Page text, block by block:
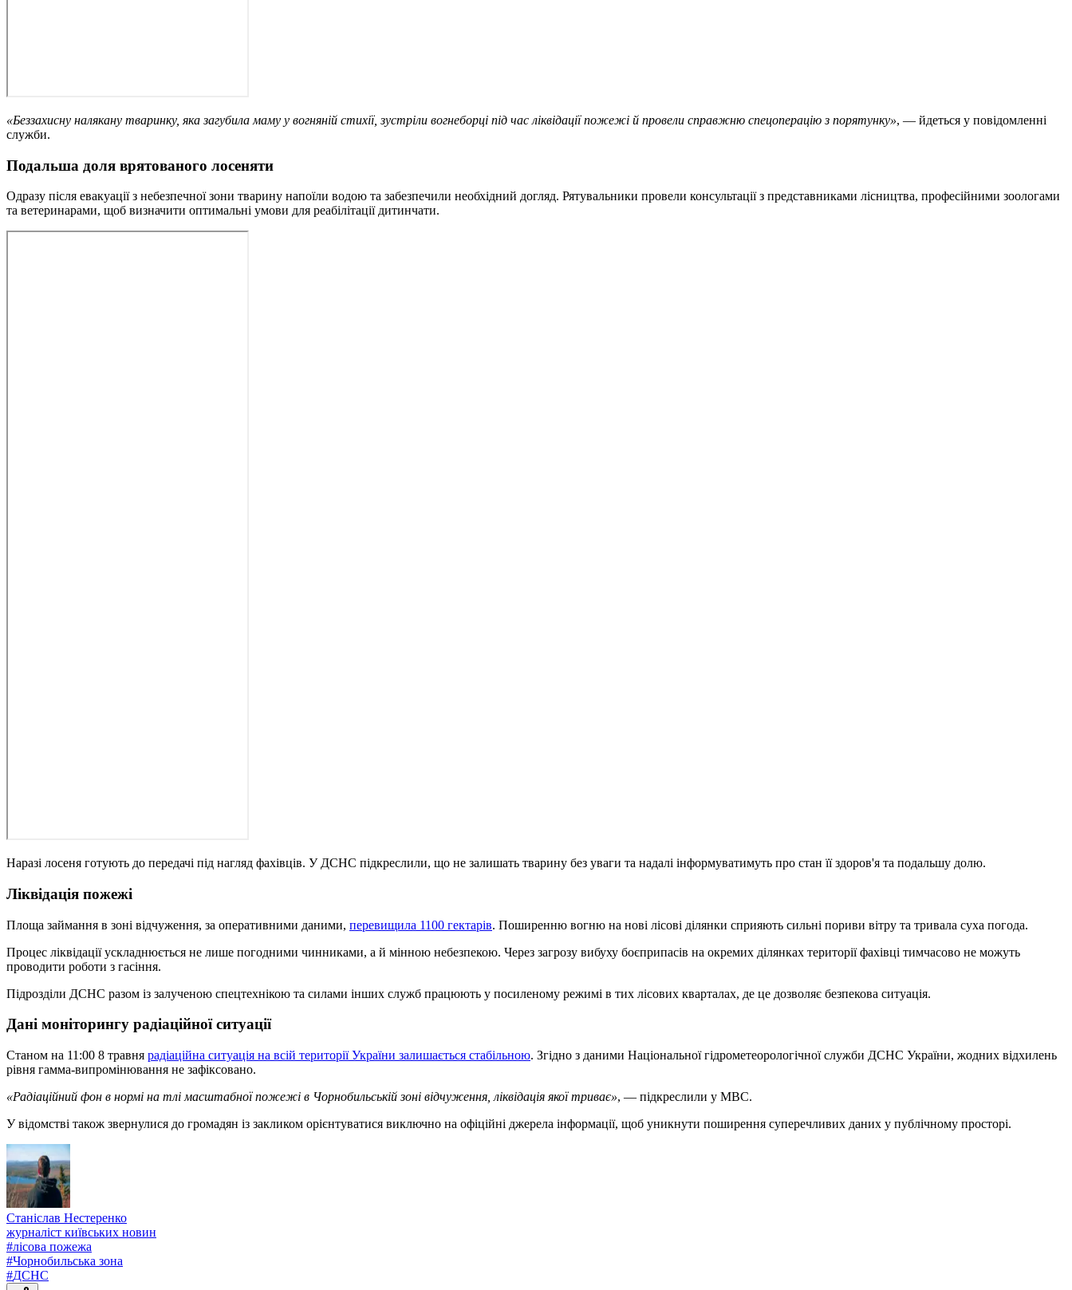
«Беззахисну налякану тваринку, яка загубила маму у вогняній стихії, зустріли вогнеборці під час ліквідації пожежі й провели справжню спецоперацію з порятунку», — йдеться у повідомленні
служби.
Подальша доля врятованого лосеняти
Одразу після евакуації з небезпечної зони тварину напоїли водою та забезпечили необхідний догляд. Рятувальники провели консультації з представниками лісництва, професійними зоологами
та ветеринарами, щоб визначити оптимальні умови для реабілітації дитинчати.
Наразі лосеня готують до передачі під нагляд фахівців. У ДСНС підкреслили, що не залишать тварину без уваги та надалі інформуватимуть про стан її здоров'я та подальшу долю.
Ліквідація пожежі
Площа займання в зоні відчуження, за оперативними даними, перевищила 1100 гектарів. Поширенню вогню на нові лісові ділянки сприяють сильні пориви вітру та тривала суха погода.
Процес ліквідації ускладнюється не лише погодними чинниками, а й мінною небезпекою. Через загрозу вибуху боєприпасів на окремих ділянках території фахівці тимчасово не можуть
проводити роботи з гасіння.
Підрозділи ДСНС разом із залученою спецтехнікою та силами інших служб працюють у посиленому режимі в тих лісових кварталах, де це дозволяє безпекова ситуація.
Дані моніторингу радіаційної ситуації
Станом на 11:00 8 травня радіаційна ситуація на всій території України залишається стабільною. Згідно з даними Національної гідрометеорологічної служби ДСНС України, жодних відхилень
рівня гамма-випромінювання не зафіксовано.
«Радіаційний фон в нормі на тлі масштабної пожежі в Чорнобильській зоні відчуження, ліквідація якої триває», — підкреслили у МВС.
У відомстві також звернулися до громадян із закликом орієнтуватися виключно на офіційні джерела інформації, щоб уникнути поширення суперечливих даних у публічному просторі.
Станіслав Нестеренко
журналіст київських новин
#лісова пожежа
#Чорнобильська зона
#ДСНС